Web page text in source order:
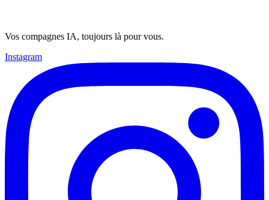
Vos compagnes IA, toujours là pour vous.
Instagram